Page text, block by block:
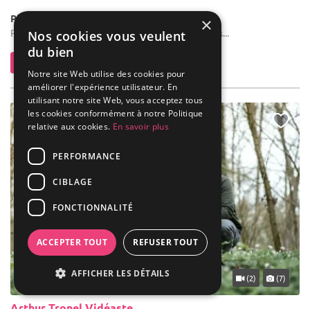
Photos & Vidéos
Photographe : Mariages, anniversaires, baptêmes...
(2) (7)
×
Nos cookies vous veulent
du bien
Notre site Web utilise des cookies pour
améliorer l'expérience utilisateur. En
utilisant notre site Web, vous acceptez tous
les cookies conformément à notre Politique
relative aux cookies. En savoir plus
PERFORMANCE
CIBLAGE
FONCTIONNALITÉ
ACCEPTER TOUT REFUSER TOUT
AFFICHER LES DÉTAILS